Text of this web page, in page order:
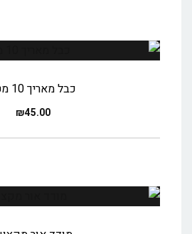
כבל מאריך 10 מטר
₪45.00